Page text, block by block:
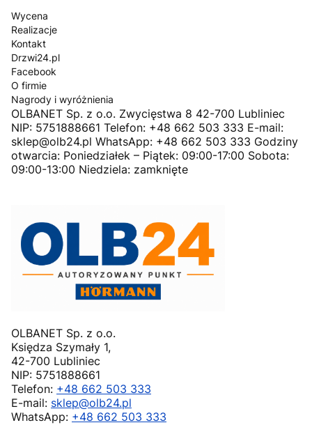
Wycena
Realizacje
Kontakt
Drzwi24.pl
Facebook
O firmie
Nagrody i wyróżnienia
OLBANET Sp. z o.o. Zwycięstwa 8 42-700 Lubliniec
NIP: 5751888661 Telefon: +48 662 503 333 E-mail:
sklep@olb24.pl WhatsApp: +48 662 503 333 Godziny
otwarcia: Poniedziałek – Piątek: 09:00-17:00 Sobota:
09:00-13:00 Niedziela: zamknięte
OLBANET Sp. z o.o.
Księdza Szymały 1,
42-700 Lubliniec
NIP: 5751888661
Telefon: +48 662 503 333
E-mail: sklep@olb24.pl
WhatsApp: +48 662 503 333